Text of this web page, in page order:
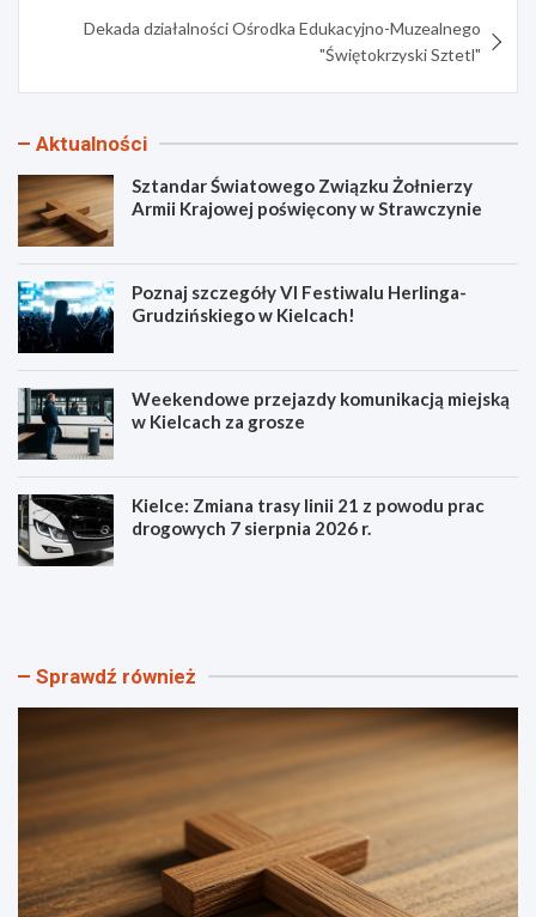
Dekada działalności Ośrodka Edukacyjno-Muzealnego
"Świętokrzyski Sztetl"
Aktualności
Sztandar Światowego Związku Żołnierzy
Armii Krajowej poświęcony w Strawczynie
Poznaj szczegóły VI Festiwalu Herlinga-
Grudzińskiego w Kielcach!
Weekendowe przejazdy komunikacją miejską
w Kielcach za grosze
Kielce: Zmiana trasy linii 21 z powodu prac
drogowych 7 sierpnia 2026 r.
S
d
i
t
w
e
P
j
e
ó
y
V
Sprawdź również